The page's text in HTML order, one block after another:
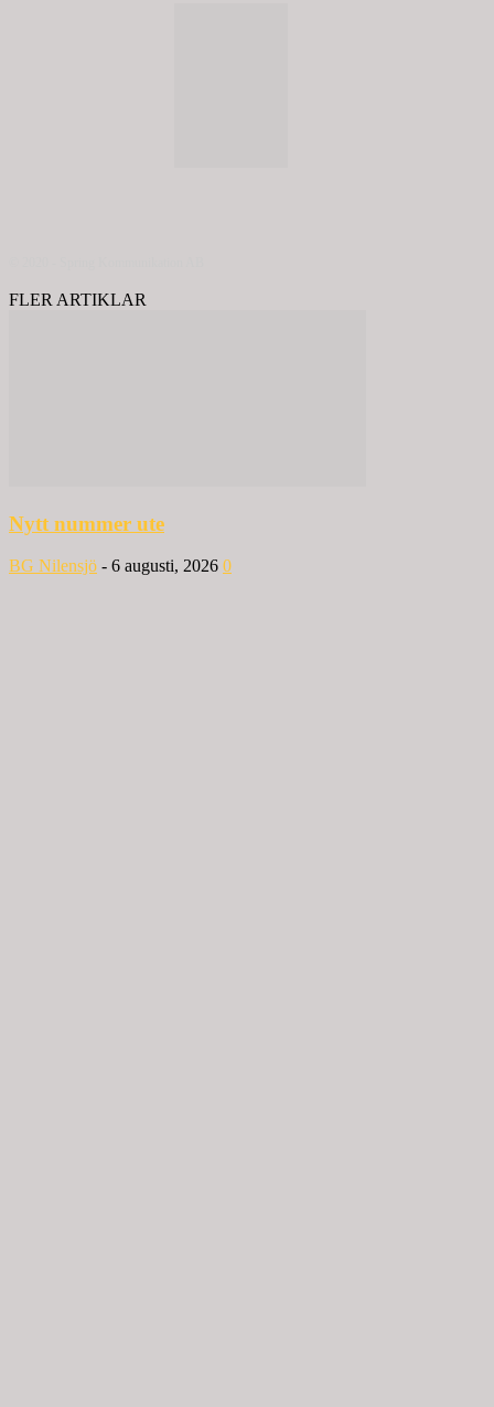
FLER ARTIKLAR
Nytt nummer ute
BG Nilensjö - 6 augusti, 2026 0